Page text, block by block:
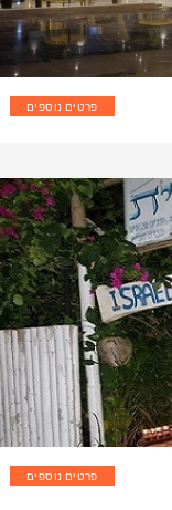
פרטים נוספים
פרטים נוספים